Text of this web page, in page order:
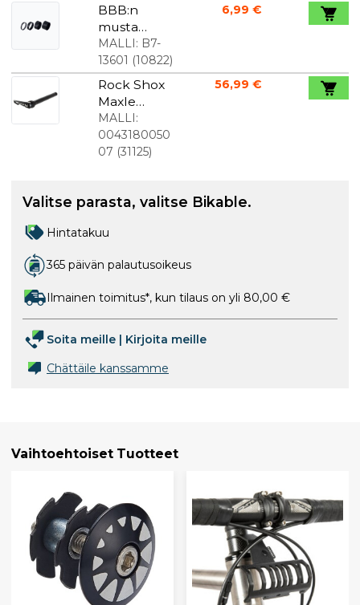
BBB:n
musta
välilevysarja
MALLI: B7-
13601 (10822)
6,99 €
Rock Shox
Maxle
Ultimate 110
mm
M15x1.50
MALLI:
0043180050
07 (31125)
56,99 €
Valitse parasta, valitse Bikable.
Hintatakuu
365 päivän palautusoikeus
Ilmainen toimitus*, kun tilaus on yli 80,00 €
Soita meille | Kirjoita meille
Chättäile kanssamme
Vaihtoehtoiset Tuotteet